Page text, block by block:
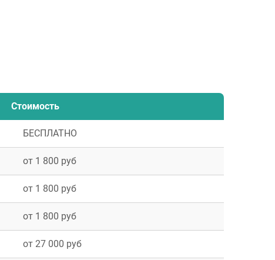
Стоимость
БЕСПЛАТНО
от 1 800 руб
от 1 800 руб
от 1 800 руб
от 27 000 руб